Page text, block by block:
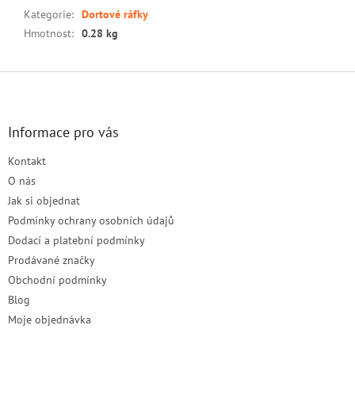
Kategorie: Dortové ráfky
Hmotnost: 0.28 kg
Informace pro vás
Kontakt
O nás
Jak si objednat
Podmínky ochrany osobních údajů
Dodací a platební podmínky
Prodávané značky
Obchodní podmínky
Blog
Moje objednávka